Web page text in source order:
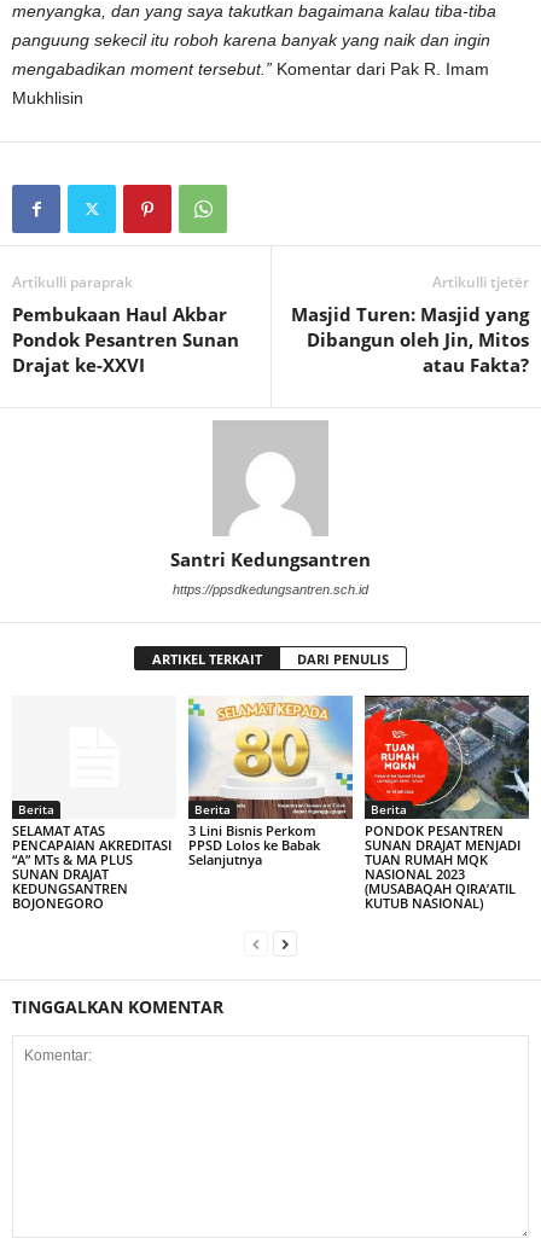
menyangka, dan yang saya takutkan bagaimana kalau tiba-tiba
panguung sekecil itu roboh karena banyak yang naik dan ingin
mengabadikan moment tersebut.” Komentar dari Pak R. Imam
Mukhlisin
Artikulli paraprak
Pembukaan Haul Akbar
Pondok Pesantren Sunan
Drajat ke-XXVI
Artikulli tjetër
Masjid Turen: Masjid yang
Dibangun oleh Jin, Mitos
atau Fakta?
Santri Kedungsantren
https://ppsdkedungsantren.sch.id
ARTIKEL TERKAIT DARI PENULIS
Berita
SELAMAT ATAS
PENCAPAIAN AKREDITASI
“A” MTs & MA PLUS
SUNAN DRAJAT
KEDUNGSANTREN
BOJONEGORO
Berita
3 Lini Bisnis Perkom
PPSD Lolos ke Babak
Selanjutnya
Berita
PONDOK PESANTREN
SUNAN DRAJAT MENJADI
TUAN RUMAH MQK
NASIONAL 2023
(MUSABAQAH QIRA’ATIL
KUTUB NASIONAL)
TINGGALKAN KOMENTAR